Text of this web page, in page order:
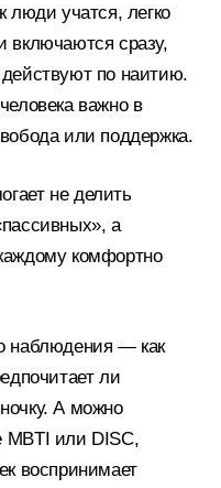
люди учатся, легко
включаются сразу,
по наитию.
важно в
или поддержка.
не делить
а
комфортно
наблюдения — как
ли
А можно
MBTI или DISC,
воспринимает